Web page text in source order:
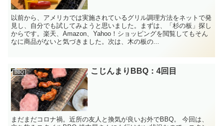
以前から、アメリカでは実施されているグリル調理方法をネットで発
見し、自分でも試してみようと思いました。まずは、「杉の板」探し
からです。楽天、Amazon、Yahoo！ショッピングを閲覧してもそん
なに商品がないと気づきました。次は、木の板の...
BBQ こじんまりBBQ：4回目
まだまだコロナ禍。近所の友人と換気が良いお外でBBQ。 今回は、